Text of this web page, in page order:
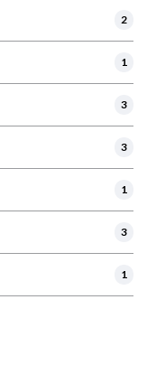
2
1
3
3
1
3
1